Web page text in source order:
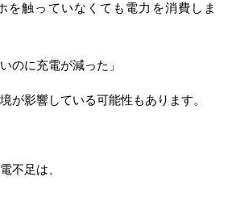
を触っていなくても電力を消費しま
のに充電が減った」
が影響している可能性もあります。
不足は、